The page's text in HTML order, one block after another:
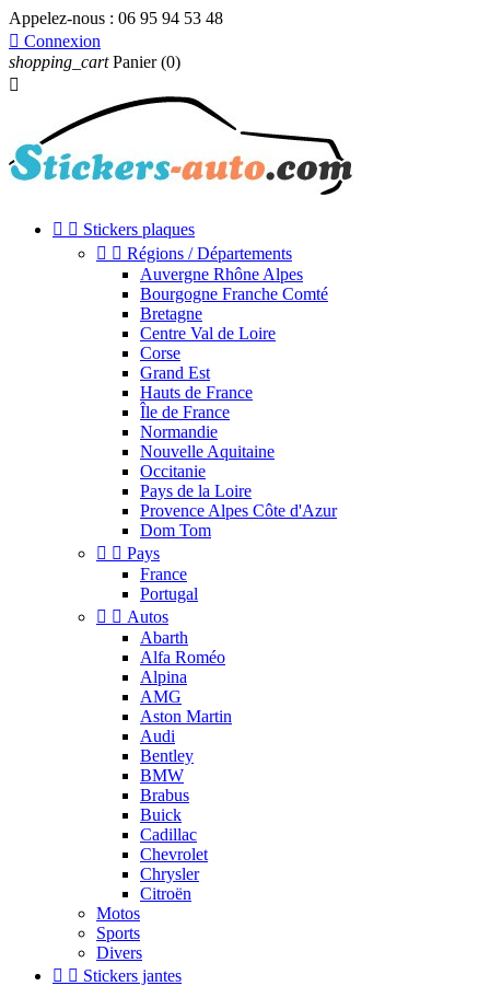
Appelez-nous : 06 95 94 53 48
 Connexion
shopping_cart Panier (0)

  Stickers plaques
  Régions / Départements
Auvergne Rhône Alpes
Bourgogne Franche Comté
Bretagne
Centre Val de Loire
Corse
Grand Est
Hauts de France
Île de France
Normandie
Nouvelle Aquitaine
Occitanie
Pays de la Loire
Provence Alpes Côte d'Azur
Dom Tom
  Pays
France
Portugal
  Autos
Abarth
Alfa Roméo
Alpina
AMG
Aston Martin
Audi
Bentley
BMW
Brabus
Buick
Cadillac
Chevrolet
Chrysler
Citroën
Motos
Sports
Divers
  Stickers jantes